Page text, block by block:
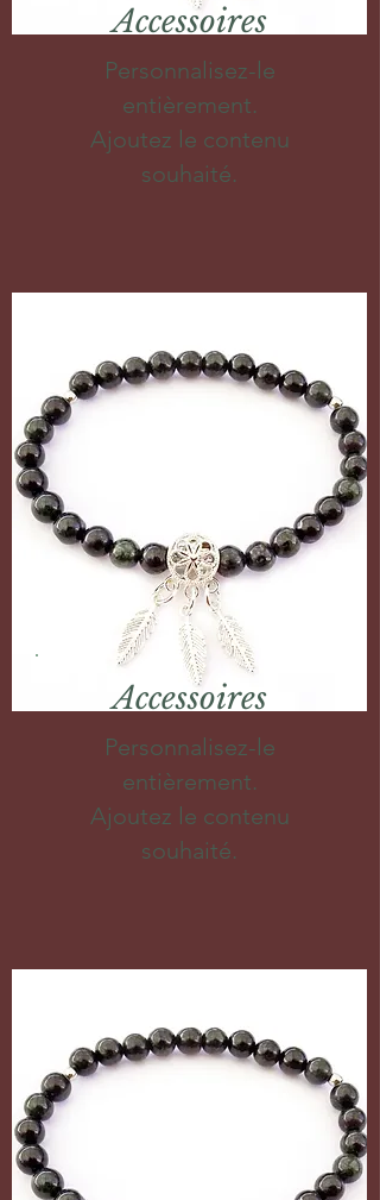
Accessoires
Personnalisez-le
entièrement.
Ajoutez le contenu
souhaité.
Accessoires
Personnalisez-le
entièrement.
Ajoutez le contenu
souhaité.